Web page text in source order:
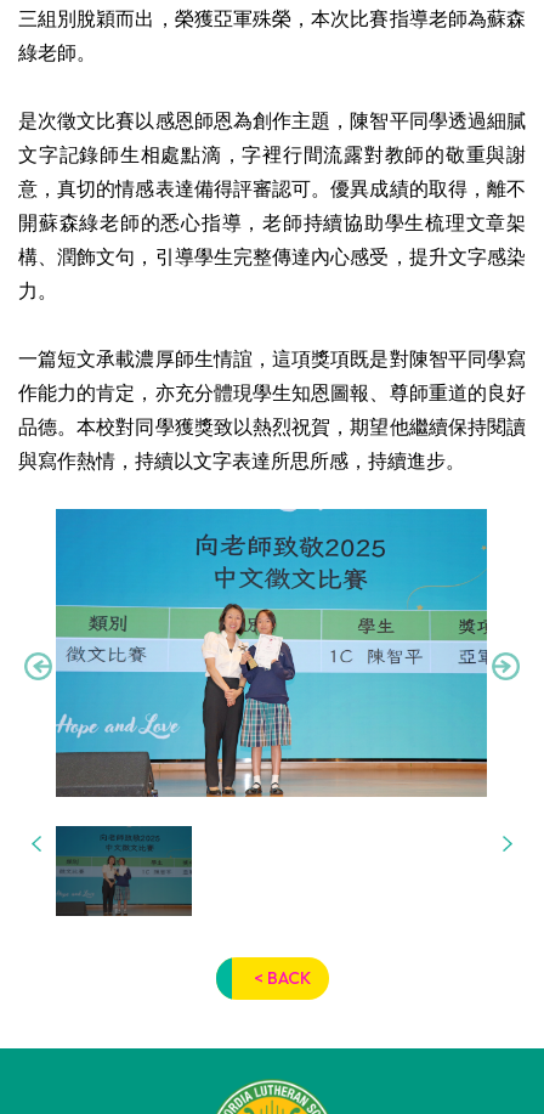
三組別脫穎而出，榮獲亞軍殊榮，本次比賽指導老師為蘇森
綠老師。
是次徵文比賽以感恩師恩為創作主題，陳智平同學透過細膩
文字記錄師生相處點滴，字裡行間流露對教師的敬重與謝
意，真切的情感表達備得評審認可。優異成績的取得，離不
開蘇森綠老師的悉心指導，老師持續協助學生梳理文章架
構、潤飾文句，引導學生完整傳達內心感受，提升文字感染
力。
一篇短文承載濃厚師生情誼，這項獎項既是對陳智平同學寫
作能力的肯定，亦充分體現學生知恩圖報、尊師重道的良好
品德。本校對同學獲獎致以熱烈祝賀，期望他繼續保持閱讀
與寫作熱情，持續以文字表達所思所感，持續進步。
< BACK